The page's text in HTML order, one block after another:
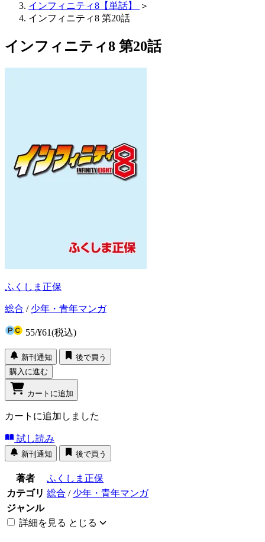
インフィニティ8【単話】
＞
インフィニティ8 第20話
インフィニティ8 第20話
ふくしま正保
総合 / 少年・青年マンガ
55/¥61(税込)
新刊通知
後で買う
購入に進む
カートに追加
カートに追加しました
試し読み
新刊通知 後で買う
著者
ふくしま正保
カテゴリ 総合 / 少年・青年マンガ
ジャンル
詳細を見る とじる